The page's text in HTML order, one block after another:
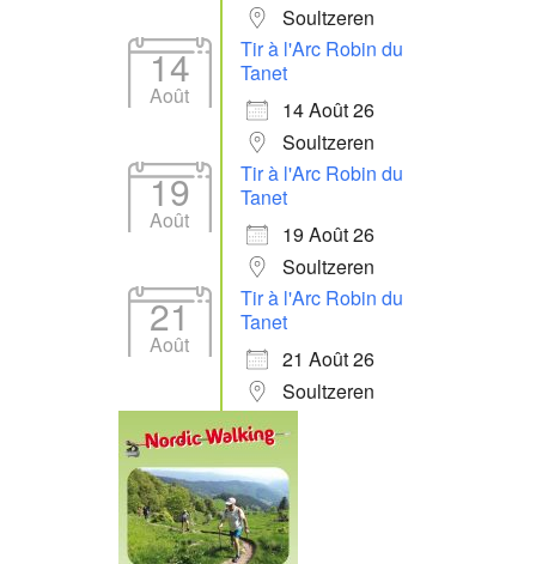
Soultzeren
14
Août
Tir à l'Arc Robin du
Tanet
14 Août 26
Soultzeren
19
Août
Tir à l'Arc Robin du
Tanet
19 Août 26
Soultzeren
21
Août
Tir à l'Arc Robin du
Tanet
21 Août 26
Soultzeren